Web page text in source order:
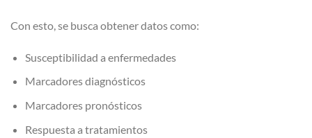
Con esto, se busca obtener datos como:
Susceptibilidad a enfermedades
Marcadores diagnósticos
Marcadores pronósticos
Respuesta a tratamientos